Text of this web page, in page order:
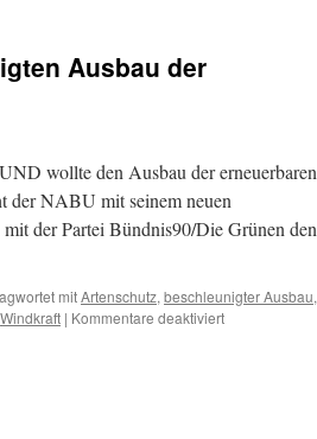
zur
Gesetzes
Ausbau der
wollte den Ausbau der erneuerbaren
der NABU mit seinem neuen
der Partei Bündnis90/Die Grünen den
mitArtenschutz, beschleunigter Ausbau,
Windkraft | Kommentare deaktiviertfür